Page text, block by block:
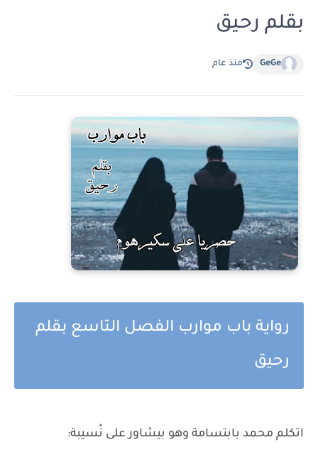
بقلم رحيق
GeGe منذ عام
رواية باب موارب الفصل التاسع بقلم
رحيق
اتكلم محمد بابتسامة وهو بيشاور على نُسيبة: